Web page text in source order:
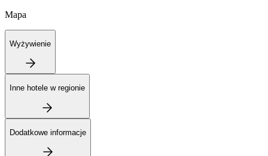
Mapa
Wyżywienie
Inne hotele w regionie
Dodatkowe informacje